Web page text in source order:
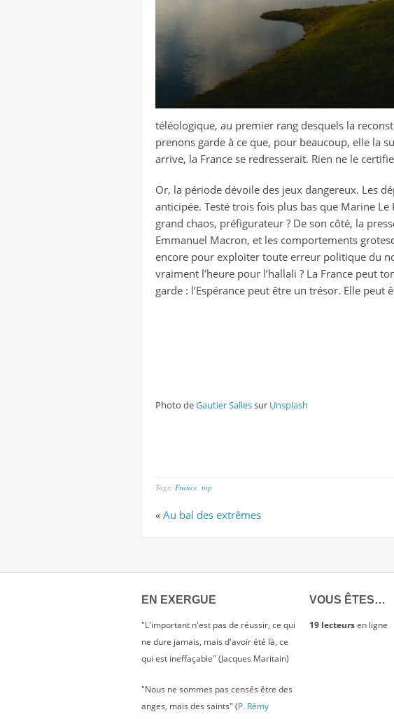
téléologique, au premier rang desquels la
prenons garde à ce que, pour beaucoup, elle la
arrive, la France se redresserait. Rien ne le
Or, la période dévoile des jeux dangereux. Les
anticipée. Testé trois fois plus bas que Marine
grand chaos, préfigurateur ? De son côté, la
Emmanuel Macron, et les comportements
encore pour exploiter toute erreur politique du
vraiment l’heure pour l’hallali ? La France peut
garde : l’Espérance peut être un trésor. Elle peut
Photo deGautier Sallessur Unsplash
Tags: France, top
« Au bal des extrêmes
EN EXERGUE
"L'important n'est pas de réussir, ce qui
ne dure jamais, mais d'avoir été là, ce
qui est ineffaçable" (Jacques Maritain)
"Nous ne sommes pas censés être des
anges, mais des saints" (P. Rémy
VOUS ÊTES…
19 lecteursen ligne